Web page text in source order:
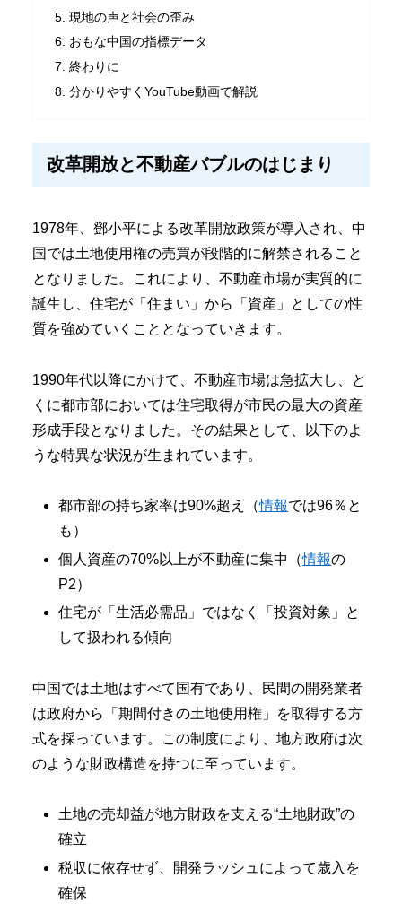
現地の声と社会の歪み
おもな中国の指標データ
終わりに
分かりやすくYouTube動画で解説
改革開放と不動産バブルのはじまり
1978年、鄧小平による改革開放政策が導入され、中
国では土地使用権の売買が段階的に解禁されること
となりました。これにより、不動産市場が実質的に
誕生し、住宅が「住まい」から「資産」としての性
質を強めていくこととなっていきます。
1990年代以降にかけて、不動産市場は急拡大し、と
くに都市部においては住宅取得が市民の最大の資産
形成手段となりました。その結果として、以下のよ
うな特異な状況が生まれています。
都市部の持ち家率は90%超え（情報では96％と
も）
個人資産の70%以上が不動産に集中（情報の
P2）
住宅が「生活必需品」ではなく「投資対象」と
して扱われる傾向
中国では土地はすべて国有であり、民間の開発業者
は政府から「期間付きの土地使用権」を取得する方
式を採っています。この制度により、地方政府は次
のような財政構造を持つに至っています。
土地の売却益が地方財政を支える“土地財政”の
確立
税収に依存せず、開発ラッシュによって歳入を
確保